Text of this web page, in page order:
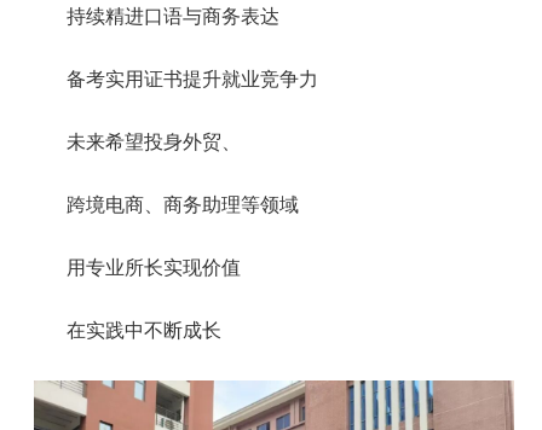
持续精进口语与商务表达
备考实用证书提升就业竞争力
未来希望投身外贸、
跨境电商、商务助理等领域
用专业所长实现价值
在实践中不断成长